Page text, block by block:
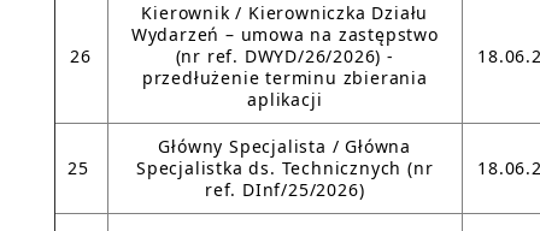
26
Kierownik / Kierowniczka Działu
Wydarzeń – umowa na zastępstwo
(nr ref. DWYD/26/2026) -
przedłużenie terminu zbierania
aplikacji
25
Główny Specjalista / Główna
Specjalistka ds. Technicznych (nr
ref. DInf/25/2026)